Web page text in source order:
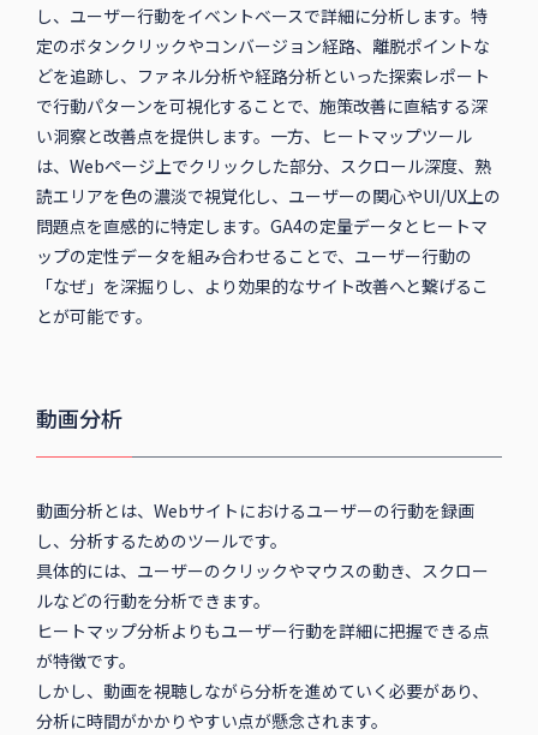
し、ユーザー行動をイベントベースで詳細に分析します。特
定のボタンクリックやコンバージョン経路、離脱ポイントな
どを追跡し、ファネル分析や経路分析といった探索レポート
で行動パターンを可視化することで、施策改善に直結する深
い洞察と改善点を提供します。一方、ヒートマップツール
は、Webページ上でクリックした部分、スクロール深度、熟
読エリアを色の濃淡で視覚化し、ユーザーの関心やUI/UX上の
問題点を直感的に特定します。GA4の定量データとヒートマ
ップの定性データを組み合わせることで、ユーザー行動の
「なぜ」を深掘りし、より効果的なサイト改善へと繋げるこ
とが可能です。
動画分析
動画分析とは、Webサイトにおけるユーザーの行動を録画
し、分析するためのツールです。
具体的には、ユーザーのクリックやマウスの動き、スクロー
ルなどの行動を分析できます。
ヒートマップ分析よりもユーザー行動を詳細に把握できる点
が特徴です。
しかし、動画を視聴しながら分析を進めていく必要があり、
分析に時間がかかりやすい点が懸念されます。